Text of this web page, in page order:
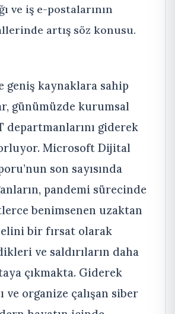
ve iş e-postalarının
artış söz konusu.
geniş kaynaklara sahip
günümüzde kurumsal
giderek
Microsoft Dijital
son sayısında
pandemi sürecinde
benimsenen uzaktan
bir fırsat olarak
ve saldırıların daha
çıkmakta. Giderek
ve organize çalışan siber